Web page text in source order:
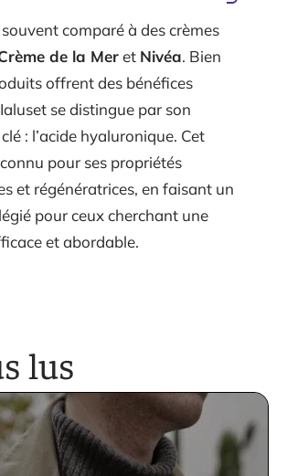
comparé à des crèmes
de la Meret Nivéa. Bien
offrent des bénéfices
se distingue par son
: l’acide hyaluronique. Cet
pour ses propriétés
et régénératrices, en faisant un
pour ceux cherchant une
et abordable.
lus